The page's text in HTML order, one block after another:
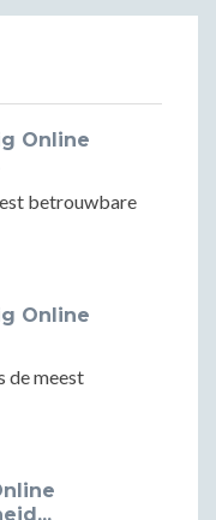
Online
betrouwbare
Online
de meest